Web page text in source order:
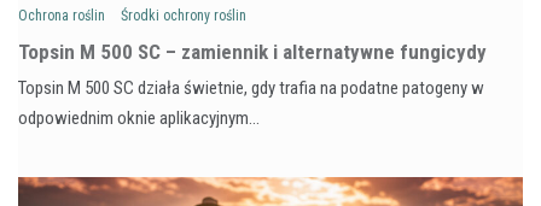
Ochrona roślin Środki ochrony roślin
Topsin M 500 SC – zamiennik i alternatywne fungicydy
Topsin M 500 SC działa świetnie, gdy trafia na podatne patogeny w
odpowiednim oknie aplikacyjnym…